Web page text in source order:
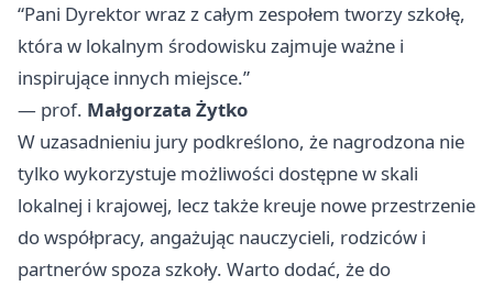
“Pani Dyrektor wraz z całym zespołem tworzy szkołę,
która w lokalnym środowisku zajmuje ważne i
inspirujące innych miejsce.”
— prof. Małgorzata Żytko
W uzasadnieniu jury podkreślono, że nagrodzona nie
tylko wykorzystuje możliwości dostępne w skali
lokalnej i krajowej, lecz także kreuje nowe przestrzenie
do współpracy, angażując nauczycieli, rodziców i
partnerów spoza szkoły. Warto dodać, że do